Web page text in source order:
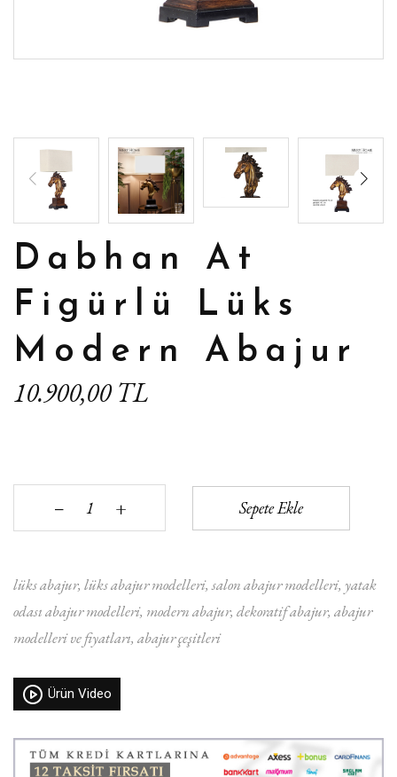
Dabhan At
Figürlü Lüks
Modern Abajur
10.900,00 TL
‒ + Sepete Ekle
lüks abajur lüks abajur modelleri salon abajur modelleri yatak
odası abajur modelleri modern abajur dekoratif abajur abajur
modelleri ve fiyatları abajur çeşitleri
Ürün Video